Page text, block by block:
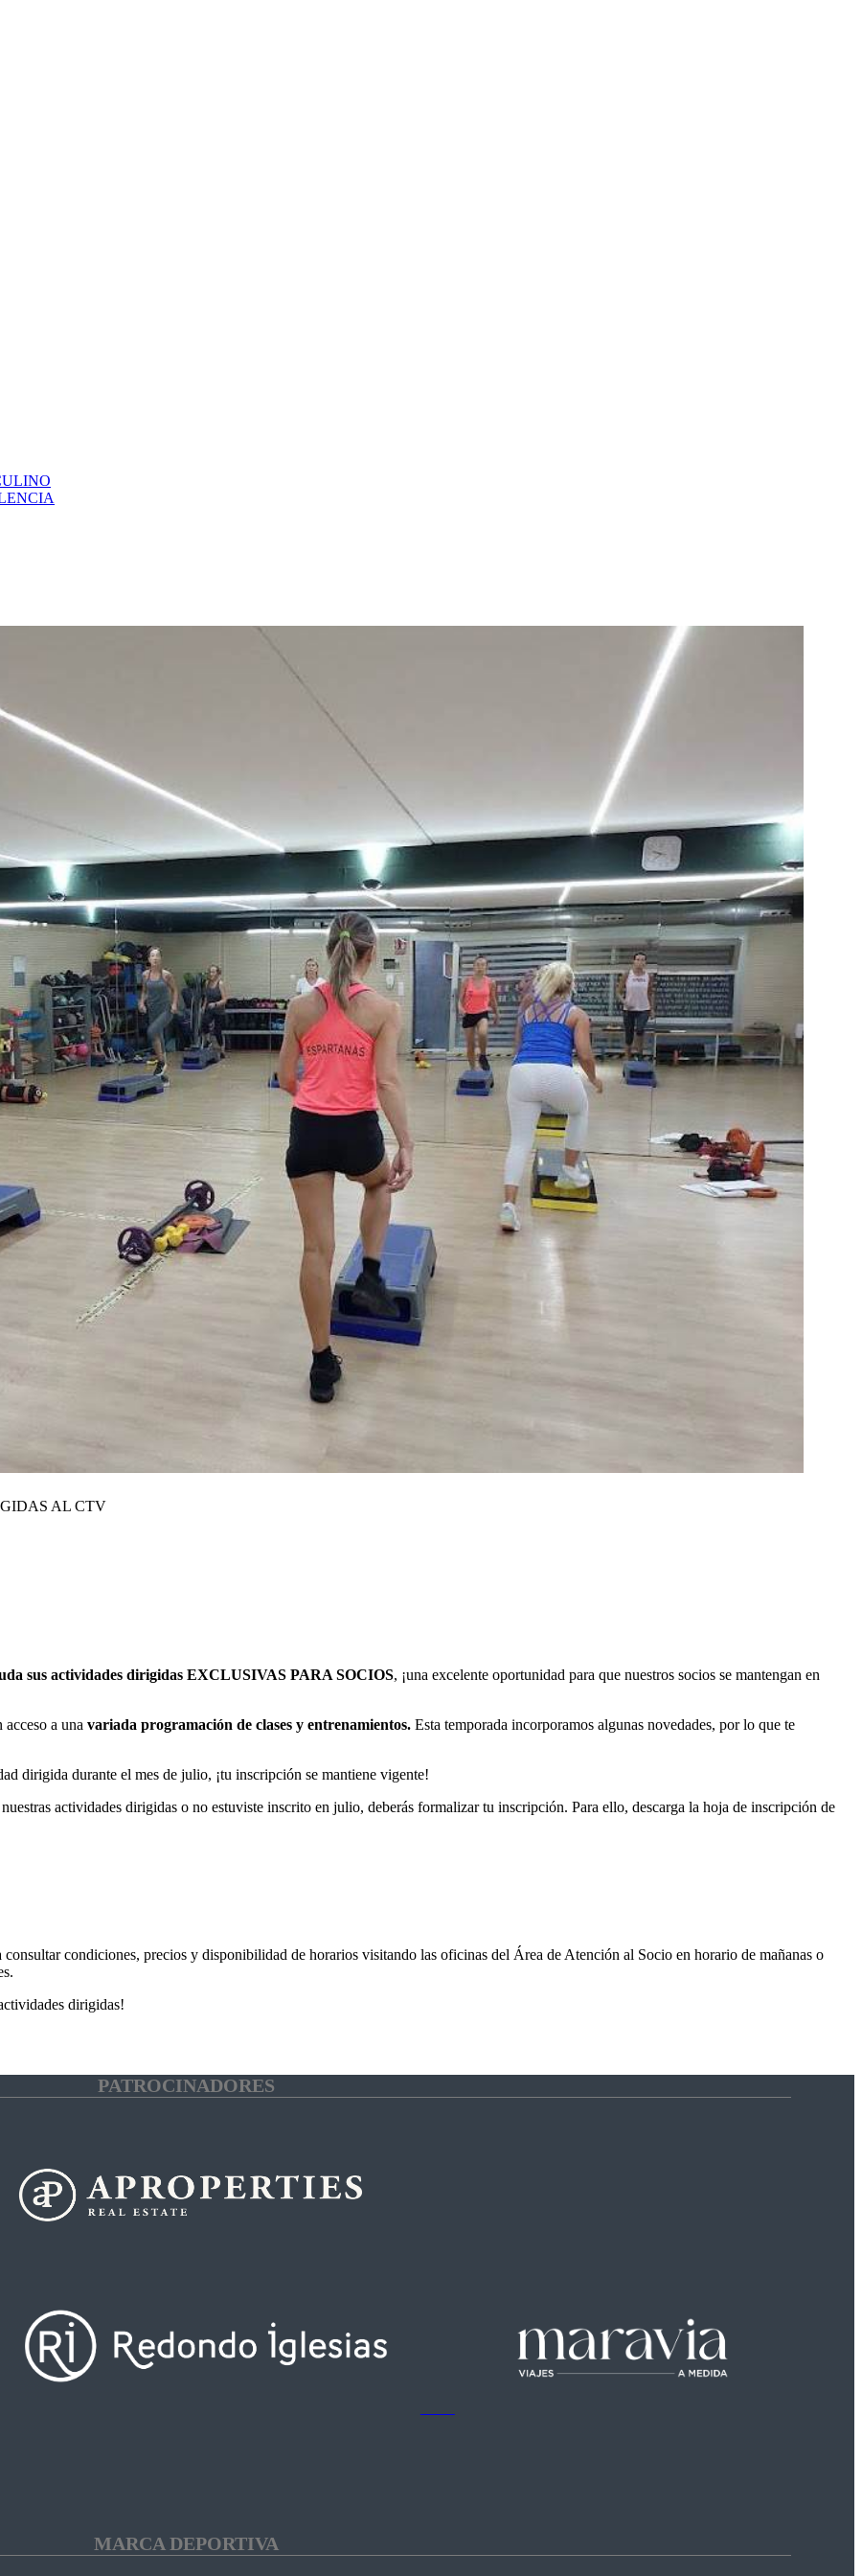
AL CTV
sus actividades dirigidas EXCLUSIVAS PARA SOCIOS, ¡una excelente oportunidad para que nuestros socios se mantengan en
a una variada programación de clases y entrenamientos. Esta temporada incorporamos algunas novedades, por lo que te
dirigida durante el mes de julio, ¡tu inscripción se mantiene vigente!
actividades dirigidas o no estuviste inscrito en julio, deberás formalizar tu inscripción. Para ello, descarga la hoja de inscripción de
condiciones, precios y disponibilidad de horarios visitando las oficinas del Área de Atención al Socio en horario de mañanas o
dirigidas!
PATROCINADORES
MARCA DEPORTIVA